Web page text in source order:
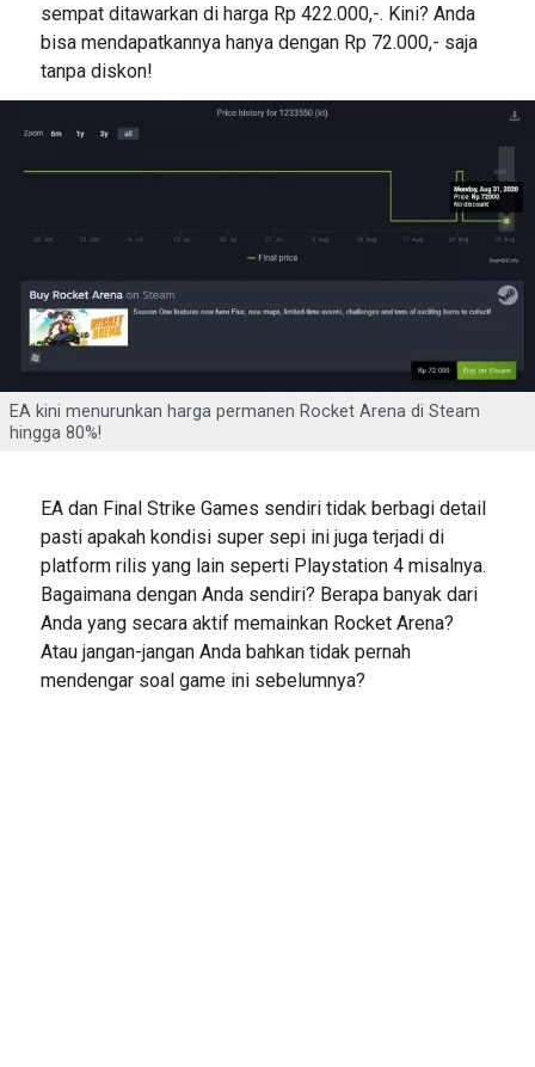
sempat ditawarkan di harga Rp 422.000,-. Kini? Anda
bisa mendapatkannya hanya dengan Rp 72.000,- saja
tanpa diskon!
EA kini menurunkan harga permanen Rocket Arena di Steam
hingga 80%!
EA dan Final Strike Games sendiri tidak berbagi detail
pasti apakah kondisi super sepi ini juga terjadi di
platform rilis yang lain seperti Playstation 4 misalnya.
Bagaimana dengan Anda sendiri? Berapa banyak dari
Anda yang secara aktif memainkan Rocket Arena?
Atau jangan-jangan Anda bahkan tidak pernah
mendengar soal game ini sebelumnya?